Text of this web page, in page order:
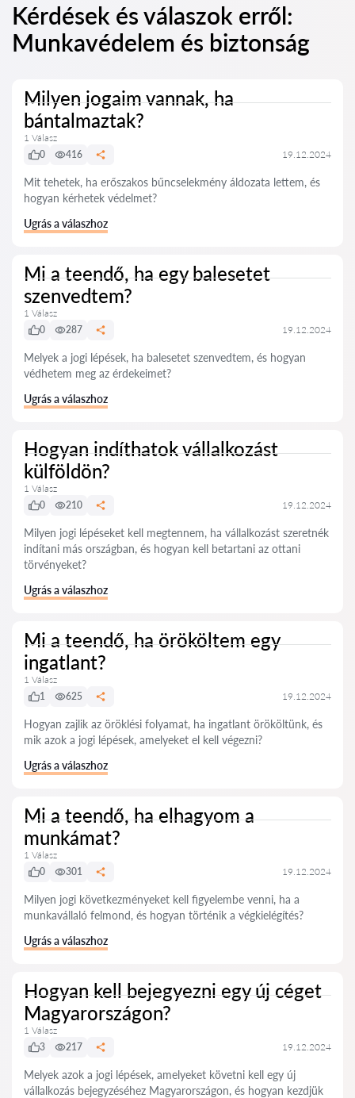
Kérdések és válaszok erről:
Munkavédelem és biztonság
Milyen jogaim vannak, ha
bántalmaztak?
1 Válasz
0
416 19.12.2024
Mit tehetek, ha erőszakos bűncselekmény áldozata lettem, és
hogyan kérhetek védelmet?
Ugrás a válaszhoz
Mi a teendő, ha egy balesetet
szenvedtem?
1 Válasz
0
287 19.12.2024
Melyek a jogi lépések, ha balesetet szenvedtem, és hogyan
védhetem meg az érdekeimet?
Ugrás a válaszhoz
Hogyan indíthatok vállalkozást
külföldön?
1 Válasz
0
210 19.12.2024
Milyen jogi lépéseket kell megtennem, ha vállalkozást szeretnék
indítani más országban, és hogyan kell betartani az ottani
törvényeket?
Ugrás a válaszhoz
Mi a teendő, ha örököltem egy
ingatlant?
1 Válasz
1
625 19.12.2024
Hogyan zajlik az öröklési folyamat, ha ingatlant örököltünk, és
mik azok a jogi lépések, amelyeket el kell végezni?
Ugrás a válaszhoz
Mi a teendő, ha elhagyom a
munkámat?
1 Válasz
0
301 19.12.2024
Milyen jogi következményeket kell figyelembe venni, ha a
munkavállaló felmond, és hogyan történik a végkielégítés?
Ugrás a válaszhoz
Hogyan kell bejegyezni egy új céget
Magyarországon?
1 Válasz
3
217 19.12.2024
Melyek azok a jogi lépések, amelyeket követni kell egy új
vállalkozás bejegyzéséhez Magyarországon, és hogyan kezdjük